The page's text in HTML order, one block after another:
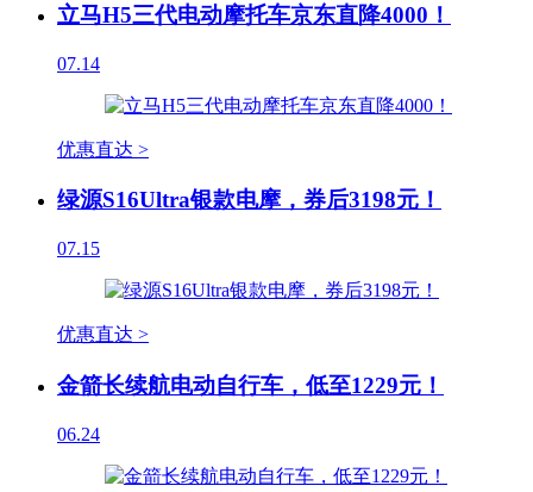
立马H5三代电动摩托车京东直降4000！
07.14
优惠直达 >
绿源S16Ultra银款电摩，券后3198元！
07.15
优惠直达 >
金箭长续航电动自行车，低至1229元！
06.24